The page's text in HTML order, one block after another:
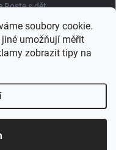
soubory cookie.
jiné umožňují měřit
zobrazit tipy na
Roste s dět...
pro malé prostory i
živo...
práva vyhrazena.Upravit